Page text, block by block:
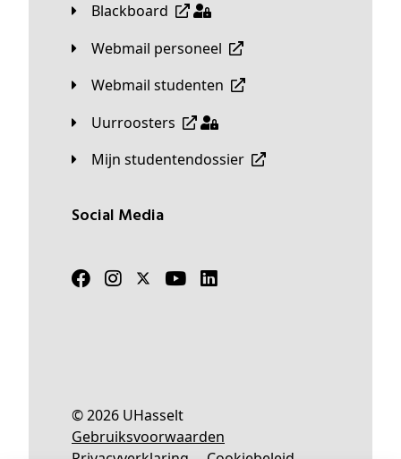
Blackboard
Webmail personeel
Webmail studenten
Uurroosters
Mijn studentendossier
Social Media
© 2026 UHasselt
Gebruiksvoorwaarden